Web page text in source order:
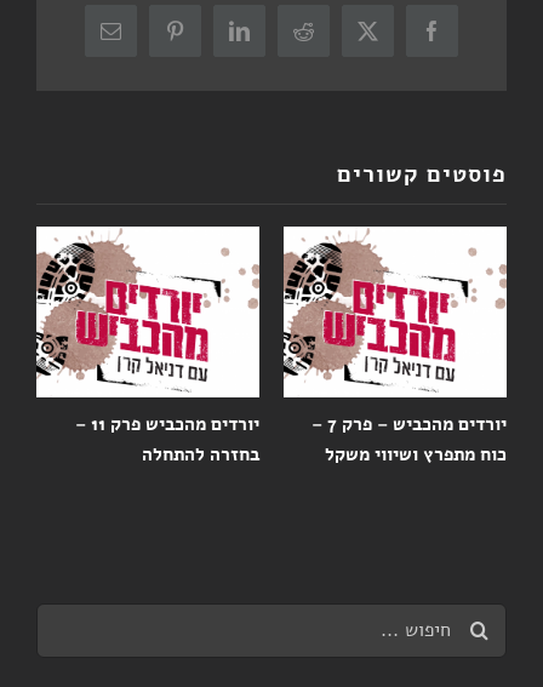
Facebook
X
Reddit
LinkedIn
Pinterestכתובת
פוסטים קשורים
יורדים מהכביש – פרק 7 –
כוח מתפרץ ושיווי משקל
יורדים מהכביש פרק 11 –
בחזרה להתחלה
Search
for: